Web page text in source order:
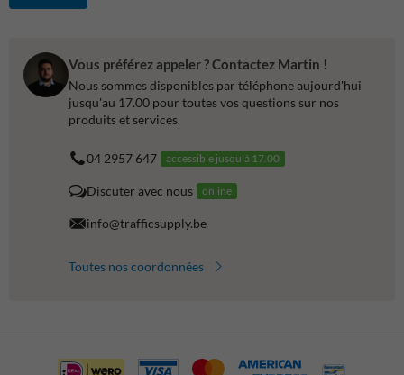
Vous préférez appeler ? Contactez Martin !
Nous sommes disponibles par téléphone aujourd'hui
jusqu'au 17.00 pour toutes vos questions sur nos
produits et services.
04 2957 647 accessible jusqu'à 17.00
Discuter avec nous online
info@trafficsupply.be
Toutes nos coordonnées